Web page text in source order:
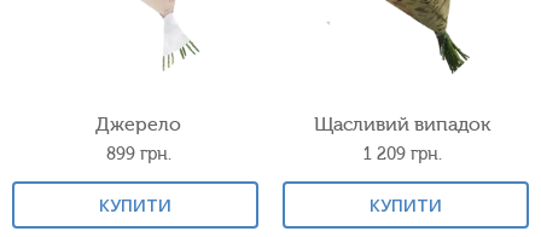
Джерело
899 грн.
КУПИТИ
Щасливий випадок
1 209 грн.
КУПИТИ